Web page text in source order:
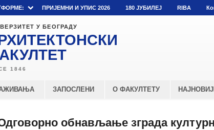
ПРИЈЕМНИ И УПИС 2026 180 ЈУБИЛЕЈ RIBA
У БЕОГРАДУ
ЗАПОСЛЕНИ О ФАКУЛТЕТУ
обнављање зграда